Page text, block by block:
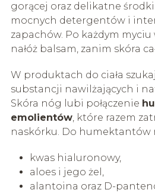
gorącej oraz delikatne
mocnych detergentów i
zapachów. Po każdym
nałóż balsam, zanim skóra
W produktach do ciała
substancji nawilżających i
Skóra nóg lubi połączenie
emolientów, które razem
naskórku. Do humektantów
kwas hialuronowy,
aloes i jego żel,
alantoina oraz D-